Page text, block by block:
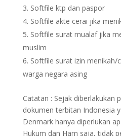
Softfile ktp dan paspor
Softfile akte cerai jika
Softfile surat mualaf jika
muslim
Softfile surat izin menikah/
warga negara asing
Catatan : Sejak diberlakukan
dokumen terbitan Indonesia
Denmark hanya diperlukan
Hukum dan Ham saja, tidak